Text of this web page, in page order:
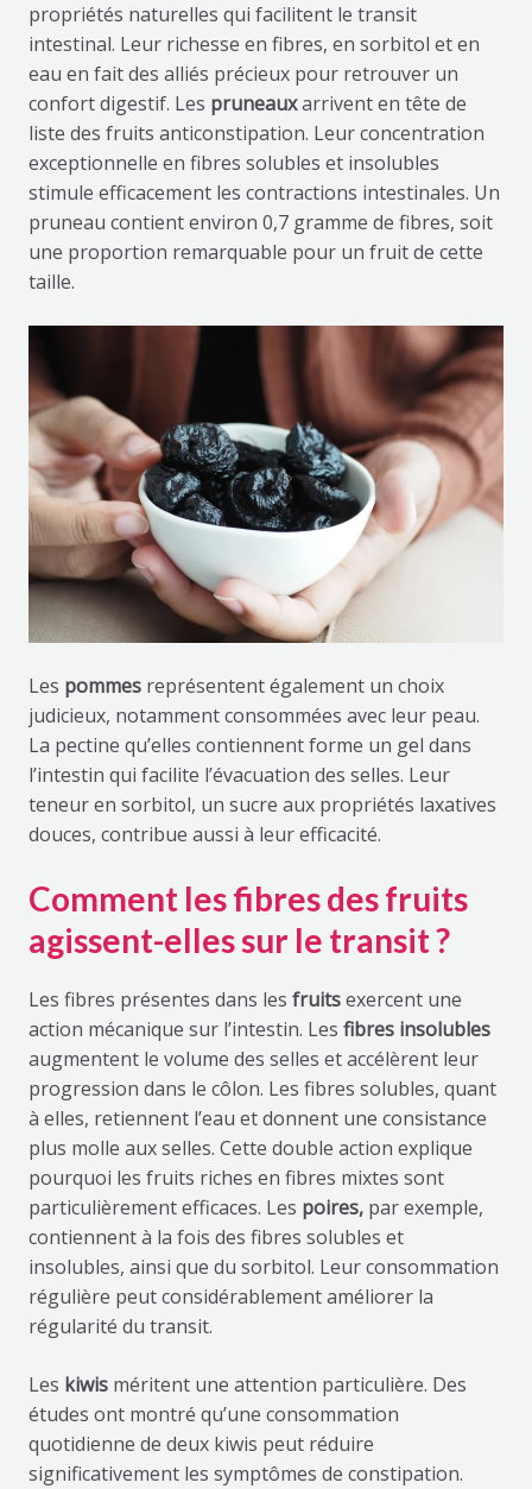
propriétés naturelles qui facilitent le transit
intestinal. Leur richesse en fibres, en sorbitol et en
eau en fait des alliés précieux pour retrouver un
confort digestif. Les pruneauxarrivent en tête de
liste des fruits anticonstipation. Leur concentration
exceptionnelle en fibres solubles et insolubles
stimule efficacement les contractions intestinales. Un
pruneau contient environ 0,7 gramme de fibres, soit
une proportion remarquable pour un fruit de cette
taille.
Les pommesreprésentent également un choix
judicieux, notamment consommées avec leur peau.
La pectine qu’elles contiennent forme un gel dans
l’intestin qui facilite l’évacuation des selles. Leur
teneur en sorbitol, un sucre aux propriétés laxatives
douces, contribue aussi à leur efficacité.
Comment les fibres des fruits
agissent-elles sur le transit ?
Les fibres présentes dans les fruitsexercent une
action mécanique sur l’intestin. Les fibres insolubles
augmentent le volume des selles et accélèrent leur
progression dans le côlon. Les fibres solubles, quant
à elles, retiennent l’eau et donnent une consistance
plus molle aux selles. Cette double action explique
pourquoi les fruits riches en fibres mixtes sont
particulièrement efficaces. Les poires,par exemple,
contiennent à la fois des fibres solubles et
insolubles, ainsi que du sorbitol. Leur consommation
régulière peut considérablement améliorer la
régularité du transit.
Les kiwisméritent une attention particulière. Des
études ont montré qu’une consommation
quotidienne de deux kiwis peut réduire
significativement les symptômes de constipation.